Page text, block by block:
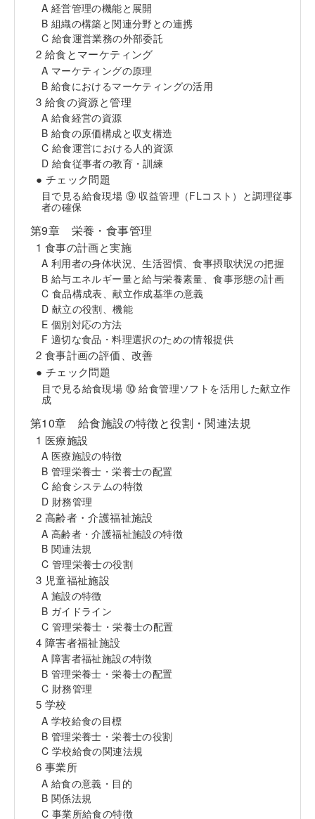
A 経営管理の機能と展開
B 組織の構築と関連分野との連携
C 給食運営業務の外部委託
2 給食とマーケティング
A マーケティングの原理
B 給食におけるマーケティングの活用
3 給食の資源と管理
A 給食経営の資源
B 給食の原価構成と収支構造
C 給食運営における人的資源
D 給食従事者の教育・訓練
● チェック問題
目で見る給食現場 ⑨ 収益管理（FLコスト）と調理従事
者の確保
第9章 栄養・食事管理
1 食事の計画と実施
A 利用者の身体状況、生活習慣、食事摂取状況の把握
B 給与エネルギー量と給与栄養素量、食事形態の計画
C 食品構成表、献立作成基準の意義
D 献立の役割、機能
E 個別対応の方法
F 適切な食品・料理選択のための情報提供
2 食事計画の評価、改善
● チェック問題
目で見る給食現場 ⑩ 給食管理ソフトを活用した献立作
成
第10章 給食施設の特徴と役割・関連法規
1 医療施設
A 医療施設の特徴
B 管理栄養士・栄養士の配置
C 給食システムの特徴
D 財務管理
2 高齢者・介護福祉施設
A 高齢者・介護福祉施設の特徴
B 関連法規
C 管理栄養士の役割
3 児童福祉施設
A 施設の特徴
B ガイドライン
C 管理栄養士・栄養士の配置
4 障害者福祉施設
A 障害者福祉施設の特徴
B 管理栄養士・栄養士の配置
C 財務管理
5 学校
A 学校給食の目標
B 管理栄養士・栄養士の役割
C 学校給食の関連法規
6 事業所
A 給食の意義・目的
B 関係法規
C 事業所給食の特徴